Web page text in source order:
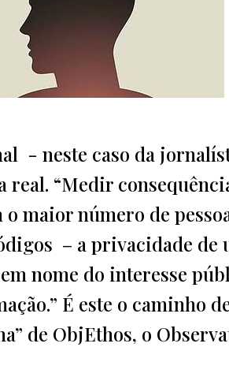
- neste caso da
real. “Medir
maior número de
– a privacidade de
nome do interesse
É este o caminho
de ObjEthos, o